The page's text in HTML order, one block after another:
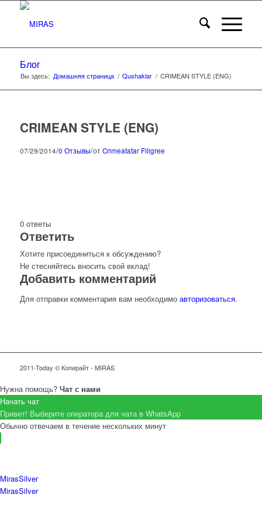
Блог
Вы здесь: Домашняя страница / Qushaklar / CRIMEAN STYLE (ENG)
CRIMEAN STYLE (ENG)
07/29/2014/0 Отзывы/отCrimeatatar Filigree
0 ответы
Ответить
Хотите присоединиться к обсуждению?
Не стесняйтесь вносить свой вклад!
Добавить комментарий
Для отправки комментария вам необходимо авторизоваться.
2011-Today © Копирайт - MIRAS
Нужна помощь? Чат с нами
Начать чат
Привет! Выберите оператора для чата в WhatsApp
Обычно отвечаем в течение нескольких минут
MirasSilver
MirasSilver